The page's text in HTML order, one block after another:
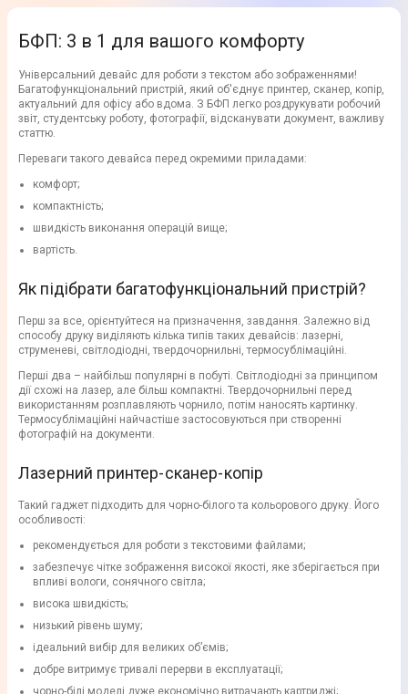
БФП: 3 в 1 для вашого комфорту
Універсальний девайс для роботи з текстом або зображеннями!
Багатофункціональний пристрій, який об'єднує принтер, сканер, копір,
актуальний для офісу або вдома. З БФП легко роздрукувати робочий
звіт, студентську роботу, фотографії, відсканувати документ, важливу
статтю.
Переваги такого девайса перед окремими приладами:
комфорт;
компактність;
швидкість виконання операцій вище;
вартість.
Як підібрати багатофункціональний пристрій?
Перш за все, орієнтуйтеся на призначення, завдання. Залежно від
способу друку виділяють кілька типів таких девайсів: лазерні,
струменеві, світлодіодні, твердочорнильні, термосублімаційні.
Перші два – найбільш популярні в побуті. Світлодіодні за принципом
дії схожі на лазер, але більш компактні. Твердочорнильні перед
використанням розплавляють чорнило, потім наносять картинку.
Термосублімаційні найчастіше застосовуються при створенні
фотографій на документи.
Лазерний принтер-сканер-копір
Такий гаджет підходить для чорно-білого та кольорового друку. Його
особливості:
рекомендується для роботи з текстовими файлами;
забезпечує чітке зображення високої якості, яке зберігається при
впливі вологи, сонячного світла;
висока швидкість;
низький рівень шуму;
ідеальний вибір для великих об’ємів;
добре витримує тривалі перерви в експлуатації;
чорно-білі моделі дуже економічно витрачають картриджі;